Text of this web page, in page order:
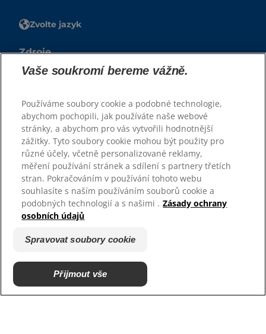
Zvolte jazyk
Zdroje
Kontaktujte nás
Naše stránky
Hill’s Vet
Kariéra
© 2026 Hill’s Pet Nutrition, Inc.
Všechna práva vyhrazena.
Vaše soukromí bereme vážně.
Používáme soubory cookie a podobné technologie,
abychom pochopili, jak používáte naše webové
stránky, a abychom pro vás vytvořili hodnotnější
zážitky. Tyto soubory cookie mohou být použity pro
různé účely, včetně personalizované reklamy,
měření používání stránek a sdílení s partnery třetích
stran. Pokračováním v používání tohoto webu
souhlasíte s naším používáním souborů cookie a
podobných technologií a s našimi . Zásady ochrany
osobních údajů
Spravovat soubory cookie
Přijmout vše